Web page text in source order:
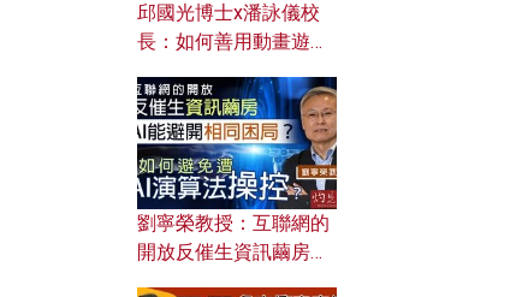
邱國光博士x潘詠儀校
長：如何善用動畫遊戲
劉寧榮教授：互聯網的
開放反催生資訊繭房，